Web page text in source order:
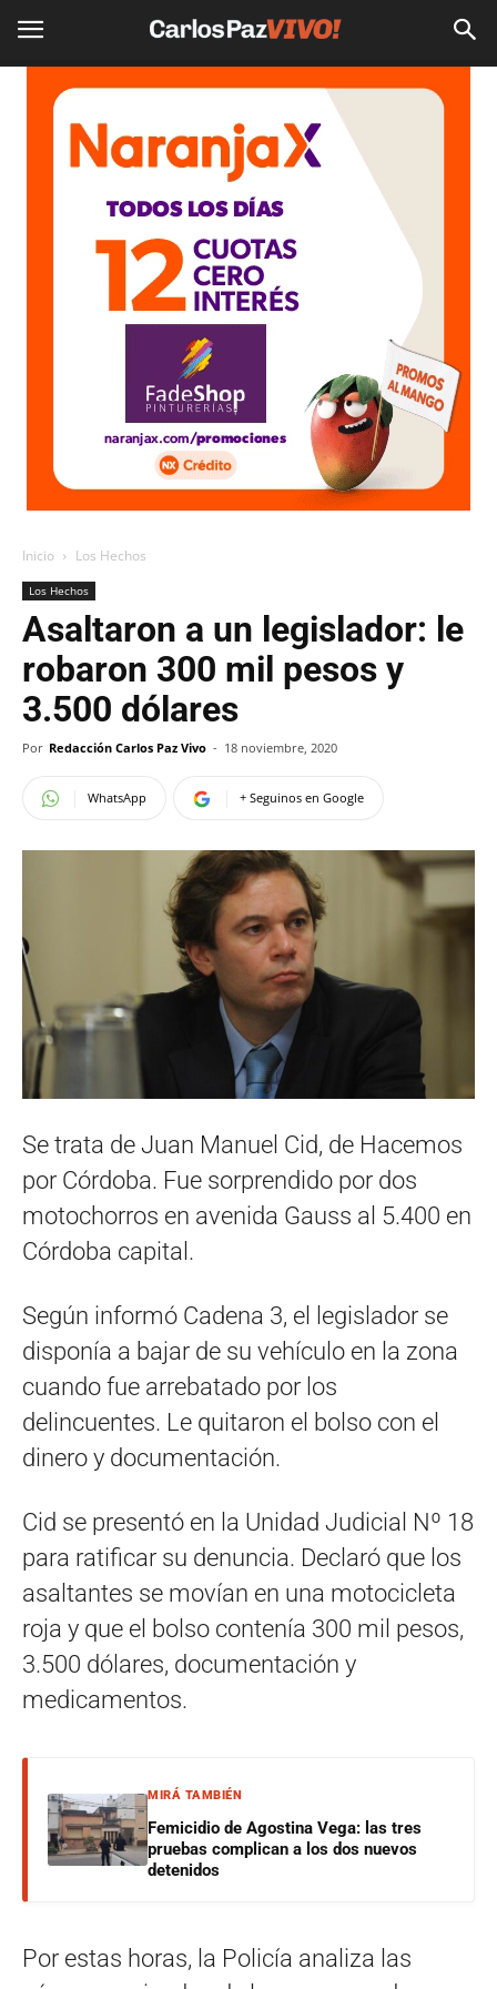
Inicio Los Hechos
Los Hechos
Asaltaron a un legislador: le
robaron 300 mil pesos y
3.500 dólares
Por Redacción Carlos Paz Vivo - 18 noviembre, 2020
WhatsApp + Seguinos en Google
Se trata de Juan Manuel Cid, de Hacemos
por Córdoba. Fue sorprendido por dos
motochorros en avenida Gauss al 5.400 en
Córdoba capital.
Según informó Cadena 3, el legislador se
disponía a bajar de su vehículo en la zona
cuando fue arrebatado por los
delincuentes. Le quitaron el bolso con el
dinero y documentación.
Cid se presentó en la Unidad Judicial Nº 18
para ratificar su denuncia. Declaró que los
asaltantes se movían en una motocicleta
roja y que el bolso contenía 300 mil pesos,
3.500 dólares, documentación y
medicamentos.
MIRÁ TAMBIÉN
Femicidio de Agostina Vega: las tres
pruebas complican a los dos nuevos
detenidos
Por estas horas, la Policía analiza las